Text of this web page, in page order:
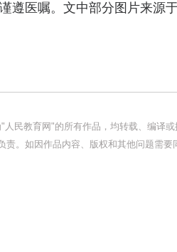
遵医嘱。文中部分图片来源
人民教育网"的所有作品，均转载、编译
责。如因作品内容、版权和其他问题需